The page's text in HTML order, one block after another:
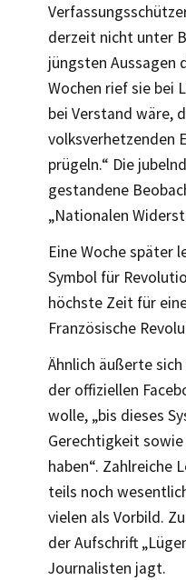
derzeit nicht unter
jüngsten Aussagen
Wochen rief sie bei
bei Verstand wäre,
volksverhetzenden
prügeln.“ Die
gestandene
„Nationalen
Eine Woche später
Symbol für
höchste Zeit für
Französische
Ähnlich äußerte
der offiziellen
wolle, „bis dieses
Gerechtigkeit
haben“. Zahlreiche
teils noch
vielen als Vorbild.
der Aufschrift
Journalisten jagt.